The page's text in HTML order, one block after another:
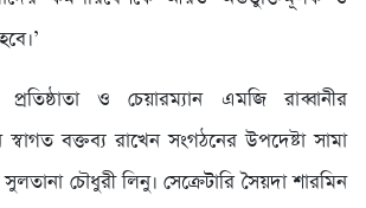
প্রতিষ্ঠাতা ও চেয়ারম্যান এমজি রাব্বানীর
স্বাগত বক্তব্য রাখেন সংগঠনের উপদেষ্টা সামা
চৌধুরী লিনু। সেক্রেটারি সৈয়দা শারমিন